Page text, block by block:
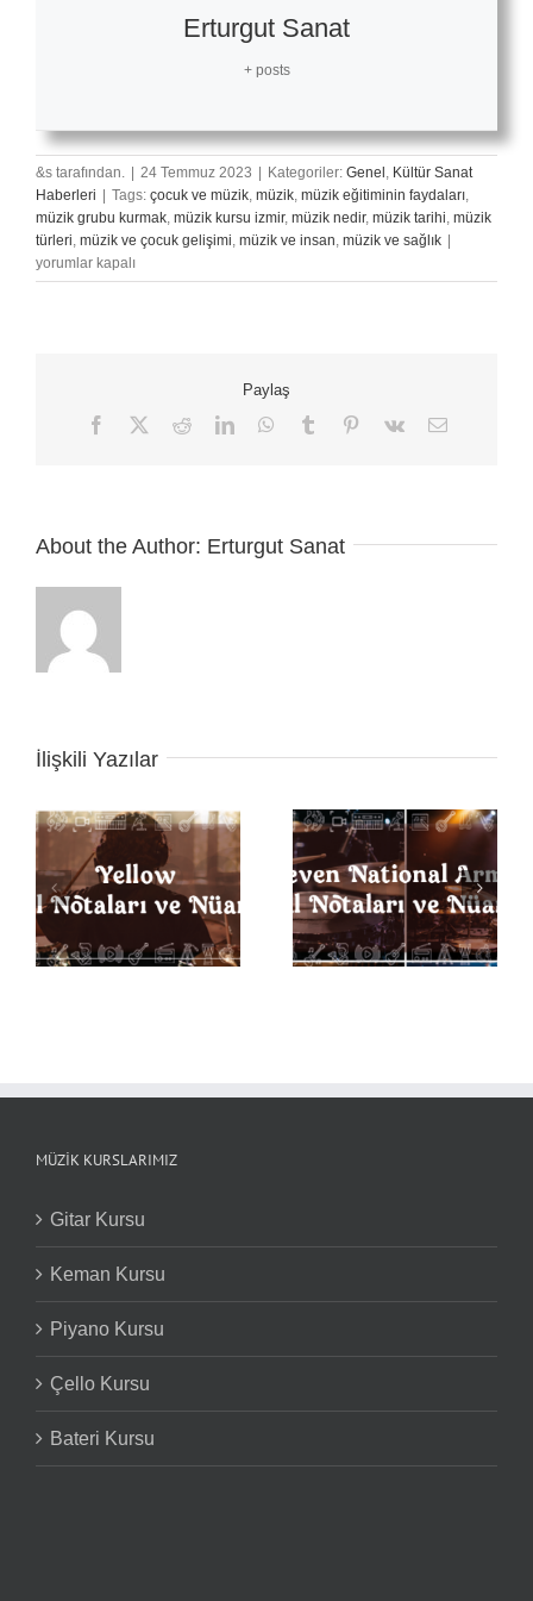
Erturgut Sanat
+ posts
&s tarafından. 24 Temmuz 2023 Kategoriler: Genel , Kültür Sanat
Haberleri
Tags: çocuk ve müzik, müzik, müzik eğitiminin faydaları,
müzik grubu kurmak, müzik kursu izmir, müzik nedir, müzik tarihi, müzik
türleri, müzik ve çocuk gelişimi, müzik ve insan, müzik ve sağlık
Enleri
yorumlar kapalı
Paylaş
Facebook RedditLinkedInWhatsApp
Tumblr Pinterest
Vk
E-
About the Author: Erturgut Sanat
İlişkili Yazılar
Seven Nation Army
Davul Notaları ve
Nüansları
Back in Black Davul
Notaları ve Nüansları
MÜZIK KURSLARIMIZ
Gitar Kursu
Keman Kursu
Piyano Kursu
Çello Kursu
Bateri Kursu